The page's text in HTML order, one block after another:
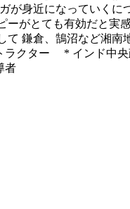
が身近になっていく
がとても有効だと
鎌倉、鵠沼など湘
ラクター * インド中
者